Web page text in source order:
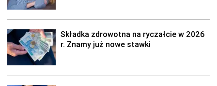
Składka zdrowotna na ryczałcie w 2026
r. Znamy już nowe stawki